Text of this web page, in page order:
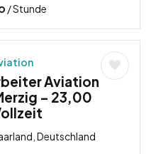
/ Stunde
Aviation
– 23,00
Deutschland